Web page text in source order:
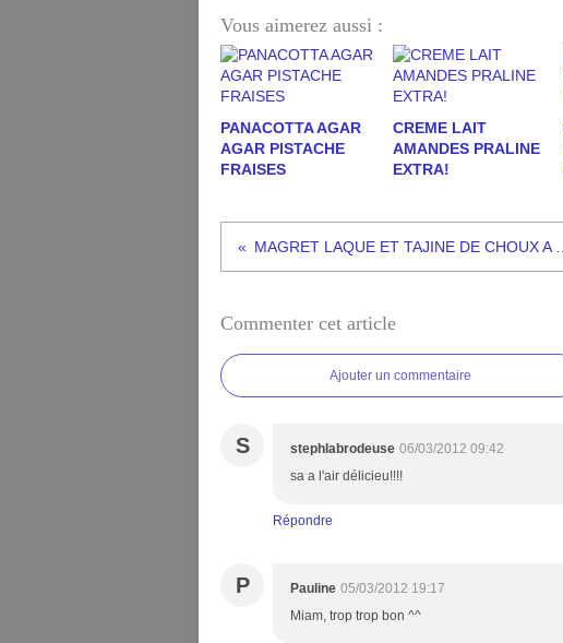
Vous aimerez aussi :
PANACOTTA AGAR
AGAR PISTACHE
FRAISES
CREME LAIT
AMANDES PRALINE
EXTRA!
Commenter cet article
Ajouter un commentaire
S stephlabrodeuse 06/03/2012 09:42
sa a l'air délicieu!!!!
Répondre
P Pauline 05/03/2012 19:17
Miam, trop trop bon ^^